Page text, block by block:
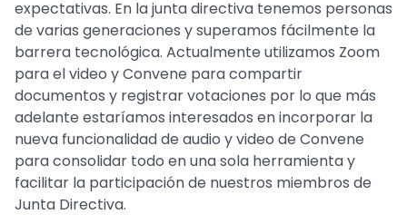
expectativas. En la junta directiva tenemos personas
de varias generaciones y superamos fácilmente la
barrera tecnológica. Actualmente utilizamos Zoom
para el video y Convene para compartir
documentos y registrar votaciones por lo que más
adelante estaríamos interesados en incorporar la
nueva funcionalidad de audio y video de Convene
para consolidar todo en una sola herramienta y
facilitar la participación de nuestros miembros de
Junta Directiva.